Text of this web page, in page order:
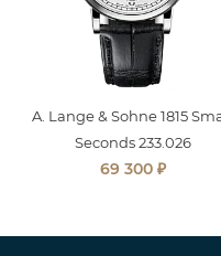
A. Lange & Sohne 1815
Seconds 233.026
69 300 ₽